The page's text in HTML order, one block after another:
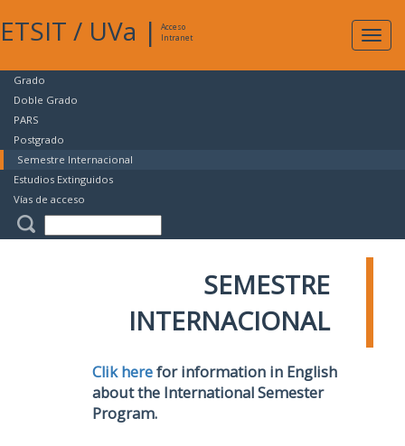
ETSIT / UVa |
Acceso
Intranet
Grado
Doble Grado
PARS
Postgrado
Semestre Internacional
Estudios Extinguidos
Vías de acceso
SEMESTRE
INTERNACIONAL
Clik herefor information in English
about the International Semester
Program.